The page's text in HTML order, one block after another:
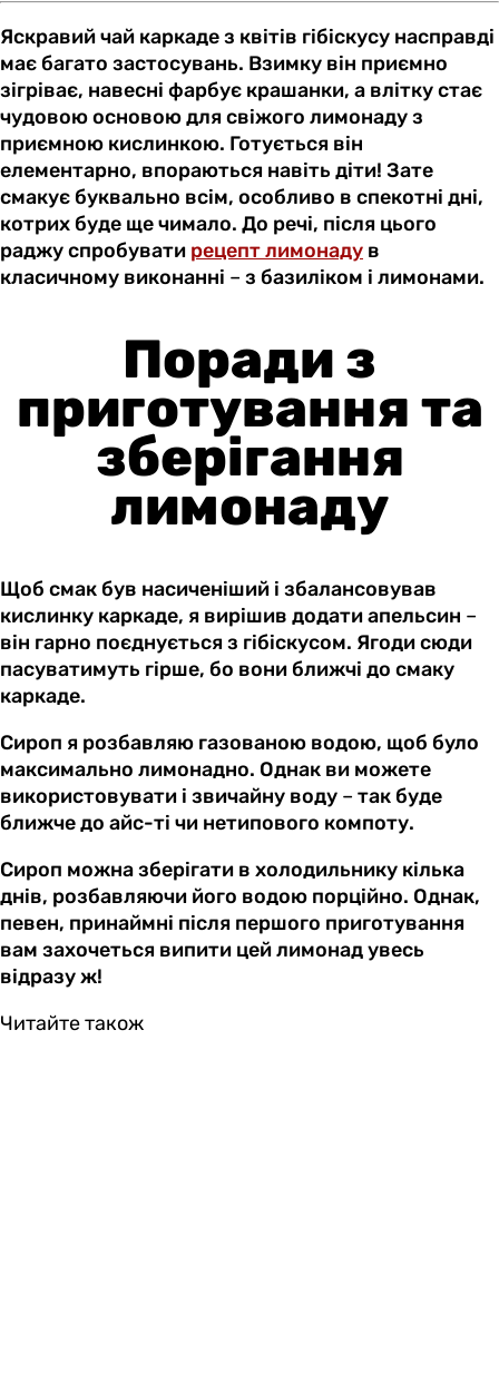
Яскравий чай каркаде з квітів гібіскусу насправді
має багато застосувань. Взимку він приємно
зігріває, навесні фарбує крашанки, а влітку стає
чудовою основою для свіжого лимонаду з
приємною кислинкою. Готується він
елементарно, впораються навіть діти! Зате
смакує буквально всім, особливо в спекотні дні,
котрих буде ще чимало. До речі, після цього
раджу спробувати рецепт лимонаду в
класичному виконанні – з базиліком і лимонами.
Поради з
приготування та
зберігання
лимонаду
Щоб смак був насиченіший і збалансовував
кислинку каркаде, я вирішив додати апельсин –
він гарно поєднується з гібіскусом. Ягоди сюди
пасуватимуть гірше, бо вони ближчі до смаку
каркаде.
Сироп я розбавляю газованою водою, щоб було
максимально лимонадно. Однак ви можете
використовувати і звичайну воду – так буде
ближче до айс-ті чи нетипового компоту.
Сироп можна зберігати в холодильнику кілька
днів, розбавляючи його водою порційно. Однак,
певен, принаймні після першого приготування
вам захочеться випити цей лимонад увесь
відразу ж!
Читайте також